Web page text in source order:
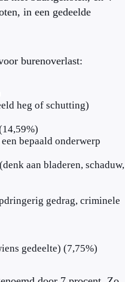
in een gedeelde
burenoverlast:
heg of schutting)
bepaald onderwerp
aan bladeren, schaduw,
gedrag, criminele
gedeelte) (7,75%)